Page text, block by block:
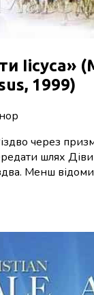
Іісуса»
1999)
через
шлях Діви
Менш